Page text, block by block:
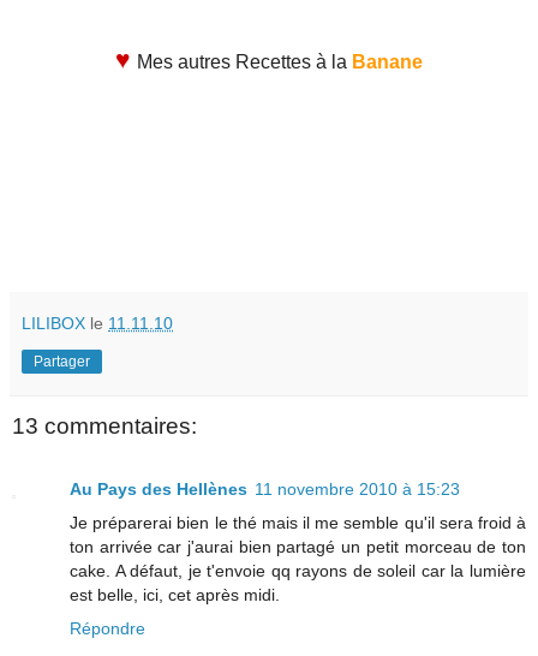
♥ Mes autres Recettes à la Banane
LILIBOX le 11.11.10
Partager
13 commentaires:
Au Pays des Hellènes 11 novembre 2010 à 15:23
Je préparerai bien le thé mais il me semble qu'il sera froid à
ton arrivée car j'aurai bien partagé un petit morceau de ton
cake. A défaut, je t'envoie qq rayons de soleil car la lumière
est belle, ici, cet après midi.
Répondre